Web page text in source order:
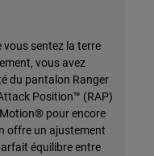
vous sentez la terre
vous avez
du pantalon Ranger
Position™ (RAP)
pour encore
offre un ajustement
équilibre entre